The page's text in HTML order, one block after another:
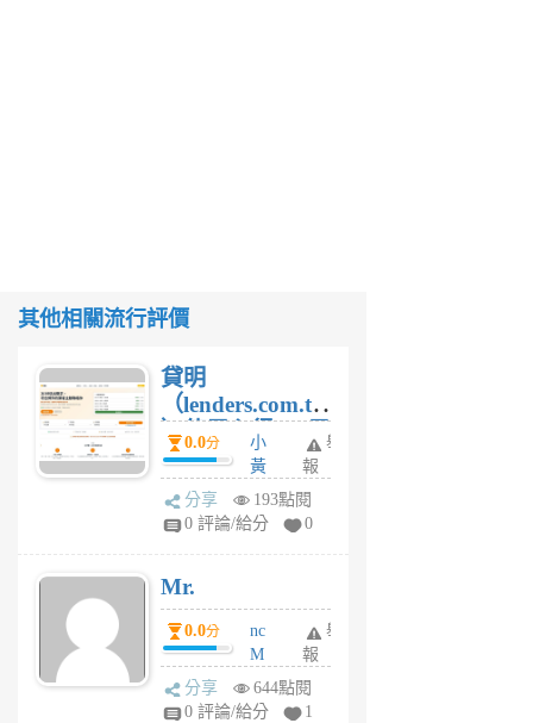
其他相關流行評價
貸明
（lenders.com.tw
）使用心得 — 民
間貸款比較平台
體驗
0.0分
小
黃
蜂
1
舉
報
分享
193點閱
0 評論/給分
0
Mr.
0.0分
nc
M
U
F
舉
報
分享
644點閱
0 評論/給分
1